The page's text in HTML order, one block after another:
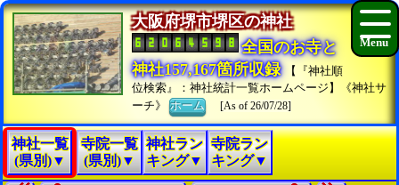
大阪府堺市堺区の神社
全国のお寺と
神社157,167箇所収録
【『神社順
位検索』：神社統計一覧ホームページ】《神社サ
ーチ》ホーム [As of 26/07/28]
神社一覧
(県別)▼
寺院一覧
(県別)▼
神社ラン
キング▼
寺院ラン
キング▼